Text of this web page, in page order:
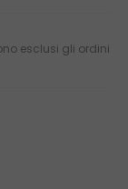
esclusi gli ordini